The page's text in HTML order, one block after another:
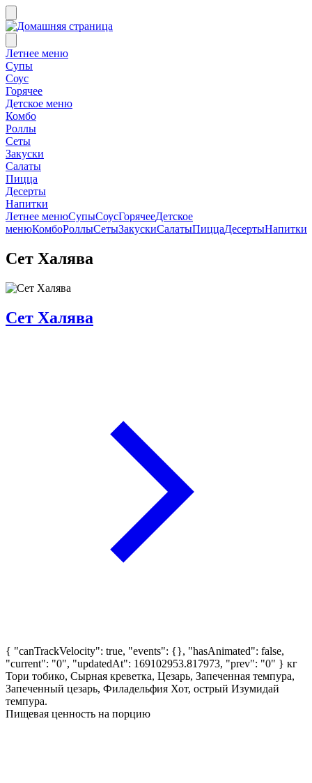
Летнее меню
Супы
Соус
Горячее
Детское меню
Комбо
Роллы
Сеты
Закуски
Салаты
Пицца
Десерты
Напитки
Летнее менюСупыСоусГорячееДетское
менюКомбоРоллыСетыЗакускиСалатыПиццаДесертыНапитки
Сет Халява
Сет Халява
{ "canTrackVelocity": true, "events": {}, "hasAnimated": false,
"current": "0", "updatedAt": 169102953.817973, "prev": "0" } кг
Тори тобико, Сырная креветка, Цезарь, Запеченная темпура,
Запеченный цезарь, Филадельфия Хот, острый Изумидай
темпура.
Пищевая ценность на порцию